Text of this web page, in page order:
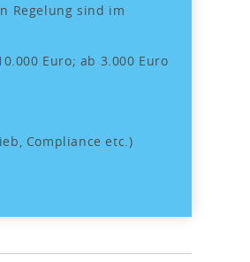
Regelung sind im
Euro; ab 3.000 Euro
Compliance etc.)